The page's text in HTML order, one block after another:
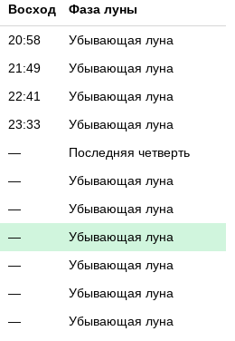
Восход Фаза луны
20:58
Убывающая луна
21:49
Убывающая луна
22:41
Убывающая луна
23:33
Убывающая луна
—
Последняя четверть
—
Убывающая луна
—
Убывающая луна
—
Убывающая луна
—
Убывающая луна
—
Убывающая луна
—
Убывающая луна